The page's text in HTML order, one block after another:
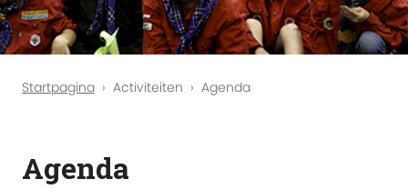
Startpagina Activiteiten Agenda
Agenda